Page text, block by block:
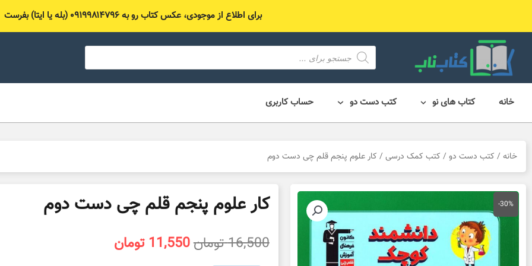
محتوا
برای اطلاع از موجودی، عکس کتاب رو به ۰۹۱۹۹۸۱۴۷۹۶ (بله یا ایتا) بفرست
محصول
search
خانه کتاب های نو کتب دست دو حساب کاربری
خانه / کتب دست دو / کتب کمک درسی / کار علوم پنجم قلم چی دست دوم
-30% کار علوم پنجم قلم چی دست دوم
16,500تومانقیمت
11,550 تومان